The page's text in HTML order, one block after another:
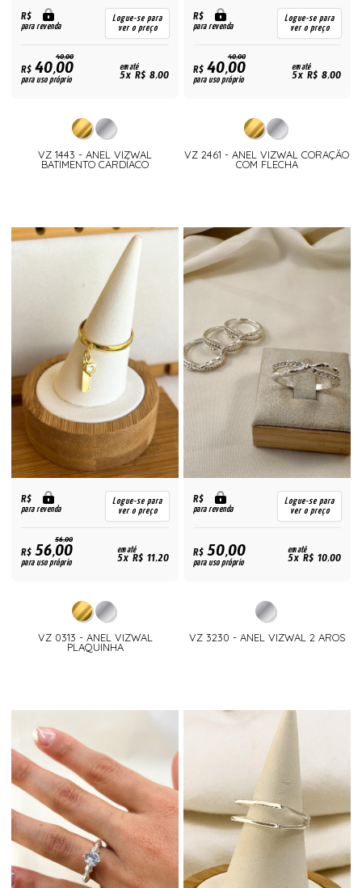
R$
para revenda
Logue-se para
ver o preço
40,00
R$40,00
para uso próprio
em até
5x R$ 8,00
VZ 1443 - ANEL VIZWAL
BATIMENTO CARDÍACO
R$
para revenda
Logue-se para
ver o preço
40,00
R$40,00
para uso próprio
em até
5x R$ 8,00
VZ 2461 - ANEL VIZWAL CORAÇÃO
COM FLECHA
R$
para revenda
Logue-se para
ver o preço
56,00
R$56,00
para uso próprio
em até
5x R$ 11,20
VZ 0313 - ANEL VIZWAL
PLAQUINHA
R$
para revenda
Logue-se para
ver o preço
R$50,00
para uso próprio
em até
5x R$ 10,00
VZ 3230 - ANEL VIZWAL 2 AROS